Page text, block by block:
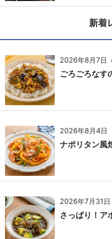
新着
2026年8月7日（
ごろごろなす
2026年8月4日
ナポリタン風
2026年7月31日
さっぱり！ア